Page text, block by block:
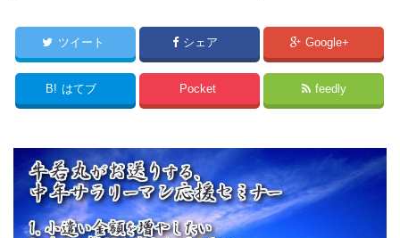
ツイート シェア Google+
B! はてブ Pocket feedly